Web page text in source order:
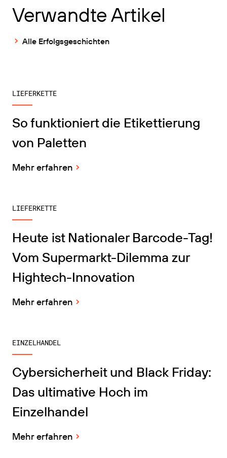
Verwandte Artikel
Alle Erfolgsgeschichten
LIEFERKETTE
So funktioniert die Etikettierung
von Paletten
Mehr erfahren
LIEFERKETTE
Heute ist Nationaler Barcode-Tag!
Vom Supermarkt-Dilemma zur
Hightech-Innovation
Mehr erfahren
EINZELHANDEL
Cybersicherheit und Black Friday:
Das ultimative Hoch im
Einzelhandel
Mehr erfahren